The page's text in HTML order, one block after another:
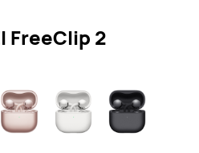
FreeClip 2